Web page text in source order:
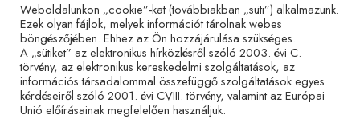
Együttműködő partnerek
Weboldalunkon „cookie”-kat (továbbiakban „süti”) alkalmazunk.
Ezek olyan fájlok, melyek információt tárolnak webes
böngészőjében. Ehhez az Ön hozzájárulása szükséges.
A „sütiket” az elektronikus hírközlésről szóló 2003. évi C.
törvény, az elektronikus kereskedelmi szolgáltatások, az
információs társadalommal összefüggő szolgáltatások egyes
kérdéseiről szóló 2001. évi CVIII. törvény, valamint az Európai
Unió előírásainak megfelelően használjuk.